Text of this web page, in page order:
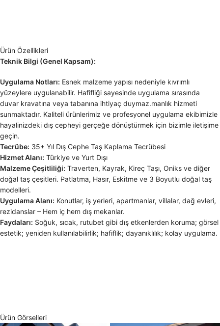
Ürün Özellikleri
Teknik Bilgi (Genel Kapsam):
Uygulama Notları: Esnek malzeme yapısı nedeniyle kıvrımlı
yüzeylere uygulanabilir. Hafifliği sayesinde uygulama sırasında
duvar kravatına veya tabanına ihtiyaç duymaz.manlık hizmeti
sunmaktadır. Kaliteli ürünlerimiz ve profesyonel uygulama ekibimizle
hayalinizdeki dış cepheyi gerçeğe dönüştürmek için bizimle iletişime
geçin.
Tecrübe: 35+ Yıl Dış Cephe Taş Kaplama Tecrübesi
Hizmet Alanı: Türkiye ve Yurt Dışı
Malzeme Çeşitliliği: Traverten, Kayrak, Kireç Taşı, Oniks ve diğer
doğal taş çeşitleri. Patlatma, Hasır, Eskitme ve 3 Boyutlu doğal taş
modelleri.
Uygulama Alanı: Konutlar, iş yerleri, apartmanlar, villalar, dağ evleri,
rezidanslar – Hem iç hem dış mekanlar.
Faydaları: Soğuk, sıcak, rutubet gibi dış etkenlerden koruma; görsel
estetik; yeniden kullanılabilirlik; hafiflik; dayanıklılık; kolay uygulama.
Ürün Görselleri